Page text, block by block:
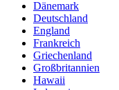
Dänemark
Deutschland
England
Frankreich
Griechenland
Großbritannien
Hawaii